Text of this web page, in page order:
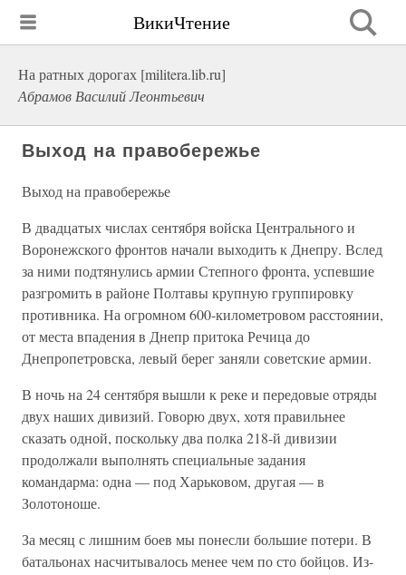
ВикиЧтение
На ратных дорогах [militera.lib.ru]
Абрамов Василий Леонтьевич
Выход на правобережье
Выход на правобережье
В двадцатых числах сентября войска Центрального и
Воронежского фронтов начали выходить к Днепру. Вслед
за ними подтянулись армии Степного фронта, успевшие
разгромить в районе Полтавы крупную группировку
противника. На огромном 600-километровом расстоянии,
от места впадения в Днепр притока Речица до
Днепропетровска, левый берег заняли советские армии.
В ночь на 24 сентября вышли к реке и передовые отряды
двух наших дивизий. Говорю двух, хотя правильнее
сказать одной, поскольку два полка 218-й дивизии
продолжали выполнять специальные задания
командарма: одна — под Харьковом, другая — в
Золотоноше.
За месяц с лишним боев мы понесли большие потери. В
батальонах насчитывалось менее чем по сто бойцов. Из-